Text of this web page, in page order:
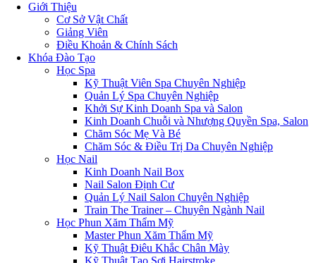
Giới Thiệu
Cơ Sở Vật Chất
Giảng Viên
Điều Khoản & Chính Sách
Khóa Đào Tạo
Học Spa
Kỹ Thuật Viên Spa Chuyên Nghiệp
Quản Lý Spa Chuyên Nghiệp
Khởi Sự Kinh Doanh Spa và Salon
Kinh Doanh Chuỗi và Nhượng Quyền Spa, Salon
Chăm Sóc Mẹ Và Bé
Chăm Sóc & Điều Trị Da Chuyên Nghiệp
Học Nail
Kinh Doanh Nail Box
Nail Salon Định Cư
Quản Lý Nail Salon Chuyên Nghiệp
Train The Trainer – Chuyên Ngành Nail
Học Phun Xăm Thẩm Mỹ
Master Phun Xăm Thẩm Mỹ
Kỹ Thuật Điêu Khắc Chân Mày